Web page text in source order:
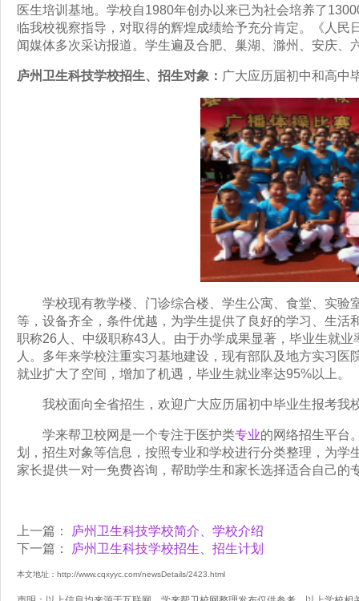
医生培训基地。学校自1980年创办以来已为社会培养了
临我校视察指导，对取得的辉煌成绩给予充分肯定。《人
闻媒体多次采访报道。学生遍及合肥、巢湖、滁州、安庆、
庐州卫生科技学校招生、招生对象： 广大应历届初中和高中
学校现有教学楼、门诊综合楼、学生公寓、食堂、实验
等，设备齐全，条件优越，为学生提供了良好的学习、生
职称26人、中级职称43人。由于办学成果显著，毕业生就
人。多年来学校注重实习基地建设，现有部队及地方实习
就业扩大了空间，增加了机遇，毕业生就业率达95%以上。
我校面向全省招生，欢迎广大应历届初中毕业生报考我
学来帮卫校网是一个专注于医护类专业的网络招生平台
划，招生对象等信息，按照专业和学校进行分类整理，为
家长提供一对一免费咨询，帮助学生和家长选择适合自己的
上一篇：
庐州卫生科技学校简介、学校介绍
下一篇：
庐州卫生科技学校招生、招生计划
本文地址：http://www.cqxyyc.com/newsDetails/2423.html